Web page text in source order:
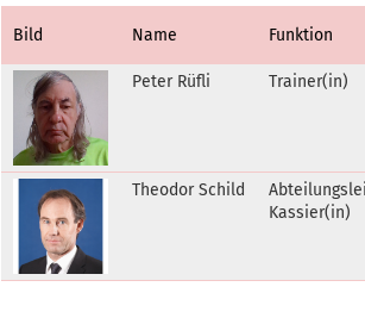
Bild Name Funktion
Peter Rüfli Trainer(in)
Theodor Schild
Kassier(in)